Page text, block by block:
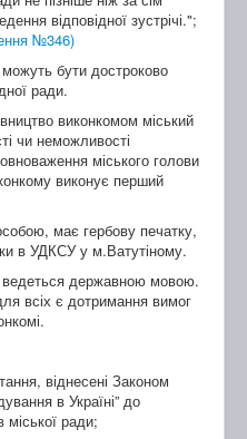
відповідної зустрічі.";
№346)
бути достроково
ради.
виконкомом міський
чи неможливості
міського голови
виконує перший
має гербову печатку,
в УДКСУ у м.Ватутіному.
ведеться державною мовою.
всіх є дотримання вимог
віднесені Законом
в Україні” до
міської ради;